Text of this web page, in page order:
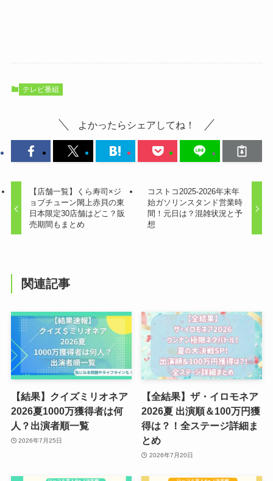
テレビ番組
よかったらシェアしてね！
【店舗一覧】くら寿司×ジ
ョブチューン閖上赤貝の東
日本限定30店舗はどこ？販
売期間もまとめ
コストコ2025-2026年末年
始ガソリンスタンド営業時
間！元日は？混雑状況と予
想
関連記事
【結果】クイズミリオネア
2026夏1000万獲得者は何
人？出演者順一覧
2026年7月25日
【全結果】ザ・イロモネア
2026夏 出演順＆100万円獲
得は？！全ステージ詳細ま
とめ
2026年7月20日